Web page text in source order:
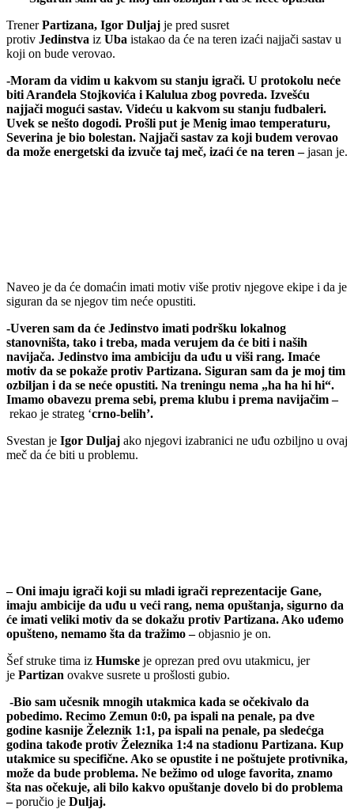
TrenerPartizana, Igor Duljaj je pred susret
protiv Jedinstva iz Uba istakao da će na teren izaći najjači sastav u
koji on bude verovao.
-Moram da vidim u kakvom su stanju igrači. U protokolu neće
biti Aranđela Stojkovića i Kalulua zbog povreda. Izvešću
najjači mogući sastav. Videću u kakvom su stanju fudbaleri.
Uvek se nešto dogodi. Prošli put je Menig imao temperaturu,
Severina je bio bolestan. Najjači sastav za koji budem verovao
da može energetski da izvuče taj meč, izaći će na teren –jasan je.
Naveo je da će domaćin imati motiv više protiv njegove ekipe i da je
siguran da se njegov tim neće opustiti.
-Uveren sam da će Jedinstvo imati podršku lokalnog
stanovništa, tako i treba, mada verujem da će biti i naših
navijača. Jedinstvo ima ambiciju da uđu u viši rang. Imaće
motiv da se pokaže protiv Partizana. Siguran sam da je moj tim
ozbiljan i da se neće opustiti. Na treningu nema „ha ha hi hi“.
Imamo obavezu prema sebi, prema klubu i prema navijačim –
rekao je strateg ‘crno-belih’.
Svestan je Igor Duljaj ako njegovi izabranici ne uđu ozbiljno u ovaj
meč da će biti u problemu.
– Oni imaju igrači koji su mladi igrači reprezentacije Gane,
imaju ambicije da uđu u veći rang, nema opuštanja, sigurno da
će imati veliki motiv da se dokažu protiv Partizana. Ako uđemo
opušteno, nemamo šta da tražimo –objasnio je on.
Šef struke tima iz Humske je oprezan pred ovu utakmicu, jer
je Partizan ovakve susrete u prošlosti gubio.
-Bio sam učesnik mnogih utakmica kada se očekivalo da
pobedimo. Recimo Zemun 0:0, pa ispali na penale, pa dve
godine kasnije Železnik 1:1, pa ispali na penale, pa sledećga
godina takođe protiv Železnika 1:4 na stadionu Partizana. Kup
utakmice su specifične. Ako se opustite i ne poštujete protivnika,
može da bude problema. Ne bežimo od uloge favorita, znamo
šta nas očekuje, ali bilo kakvo opuštanje dovelo bi do problema
–poručio je Duljaj.